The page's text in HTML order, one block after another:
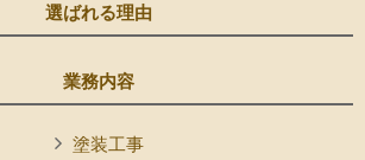
選ばれる理由
業務内容
塗装工事